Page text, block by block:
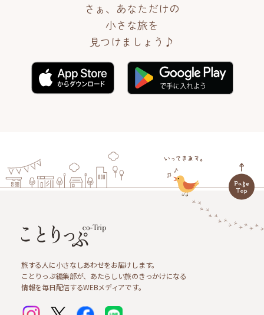
さぁ、あなただけの
小さな旅を
見つけましょう♪
旅する人に小さなしあわせをお届けします。
ことりっぷ編集部が、あたらしい旅のきっかけになる
情報を毎日配信するWEBメディアです。